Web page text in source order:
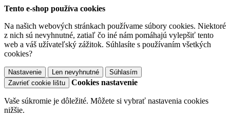
Tento e-shop používa cookies
Na našich webových stránkach používame súbory cookies. Niektoré
z nich sú nevyhnutné, zatiaľ čo iné nám pomáhajú vylepšiť tento
web a váš užívateľský zážitok. Súhlasíte s používaním všetkých
cookies?
Nastavenie Len nevyhnutné
Súhlasím
Zavrieť cookie lištu
Cookies nastavenie
Vaše súkromie je dôležité. Môžete si vybrať nastavenia cookies
nižšie.